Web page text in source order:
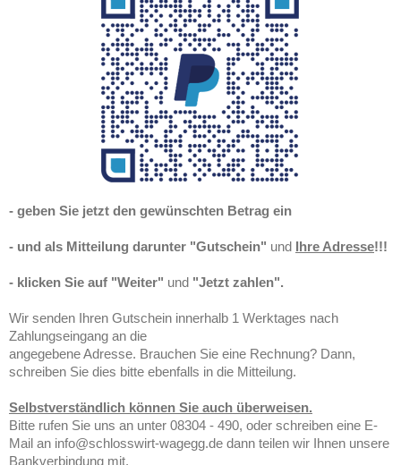
- geben Sie jetzt den gewünschten Betrag ein
- und als Mitteilung darunter "Gutschein" und Ihre Adresse!!!
- klicken Sie auf "Weiter" und "Jetzt zahlen".
Wir senden Ihren Gutschein innerhalb 1 Werktages nach
Zahlungseingang an die
angegebene Adresse. Brauchen Sie eine Rechnung? Dann,
schreiben Sie dies bitte ebenfalls in die Mitteilung.
Selbstverständlich können Sie auch überweisen.
Bitte rufen Sie uns an unter 08304 - 490, oder schreiben eine E-
Mail an info@schlosswirt-wagegg.de dann teilen wir Ihnen unsere
Bankverbindung mit.